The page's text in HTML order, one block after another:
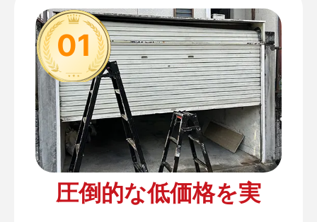
01
圧倒的な低価格を実